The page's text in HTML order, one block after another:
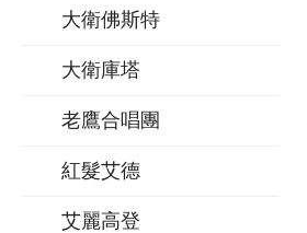
大衛佛斯特
大衛庫塔
老鷹合唱團
紅髮艾德
艾麗高登